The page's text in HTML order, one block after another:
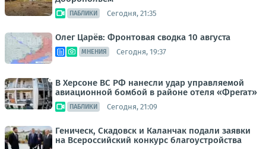
ПАБЛИКИ Сегодня, 21:35
Олег Царёв: Фронтовая сводка 10 августа
МНЕНИЯ Сегодня, 19:37
В Херсоне ВС РФ нанесли удар управляемой
авиационной бомбой в районе отеля «Фрегат»
ПАБЛИКИ Сегодня, 21:09
Геническ, Скадовск и Каланчак подали заявки
на Всероссийский конкурс благоустройства